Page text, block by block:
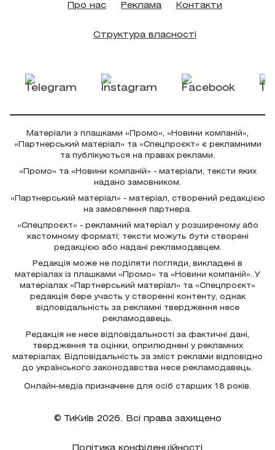
Про нас Реклама Контакти
Структура власності
Матеріали з плашками «Промо», «Новини компаній»,
«Партнерський матеріал» та «Спецпроєкт» є рекламними
та публікуються на правах реклами.
«Промо» та «Новини компаній» - матеріали, тексти яких
надано замовником.
«Партнерський матеріал» - матеріал, створений редакцією
на замовлення партнера.
«Спецпроєкт» - рекламний матеріал у розширеному або
кастомному форматі; тексти можуть бути створені
редакцією або надані рекламодавцем.
Редакція може не поділяти погляди, викладені в
матеріалах із плашками «Промо» та «Новини компаній». У
матеріалах «Партнерський матеріал» та «Спецпроєкт»
редакція бере участь у створенні контенту, однак
відповідальність за рекламні твердження несе
рекламодавець.
Редакція не несе відповідальності за фактичні дані,
твердження та оцінки, оприлюднені у рекламних
матеріалах. Відповідальність за зміст реклами відповідно
до українського законодавства несе рекламодавець.
Онлайн-медіа призначене для осіб старших 18 років.
© ТиКиїв 2026. Всі права захищено
Політика конфіденційності